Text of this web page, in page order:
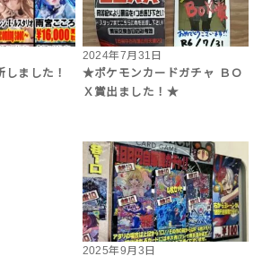
ました！
2024年7月31日
★ポケモンカードガチャ ＢＯ
Ｘ賞出ました！★
2025年9月3日